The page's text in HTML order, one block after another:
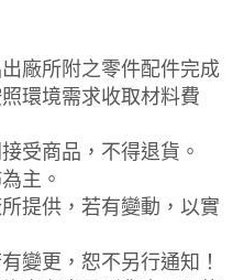
廠所附之零件配件完成
環境需求收取材料費
受商品，不得退貨。
主。
提供，若有變動，以實
變更，恕不另行通知！